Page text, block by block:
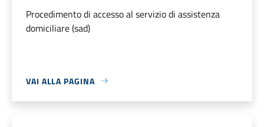
Procedimento di accesso al servizio di assistenza
domiciliare (sad)
VAI ALLA PAGINA